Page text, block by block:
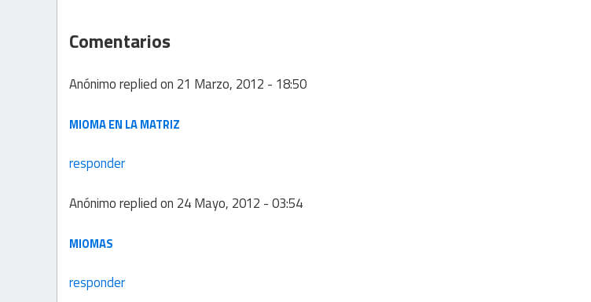
Comentarios
Anónimoreplied on 21 Marzo, 2012 - 18:50
MIOMA EN LA MATRIZ
responder
Anónimoreplied on 24 Mayo, 2012 - 03:54
MIOMAS
responder